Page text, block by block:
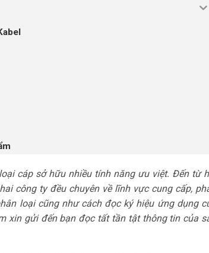
cáp sở hữu nhiều tính năng ưu việt. Đến từ
công ty đều chuyên về lĩnh vực cung cấp,
loại cũng như cách đọc ký hiệu ứng dụng
xin gửi đến bạn đọc tất tần tật thông tin của